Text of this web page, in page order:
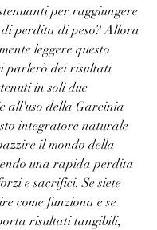
per raggiungere
perdita di peso? Allora
leggere questo
parlerò dei risultati
in soli due
all'uso della Garcinia
integratore naturale
il mondo della
una rapida perdita
e sacrifici. Se siete
come funziona e se
risultati tangibili,